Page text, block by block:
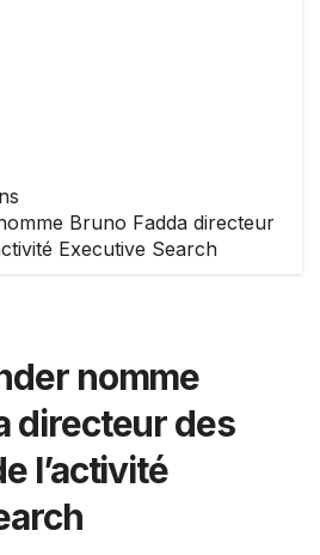
Bruno Fadda directeur
Executive Search
nomme
directeur des
l’activité